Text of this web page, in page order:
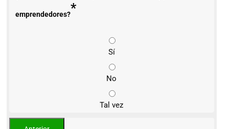
emprendedores?*
Sí
No
Tal vez